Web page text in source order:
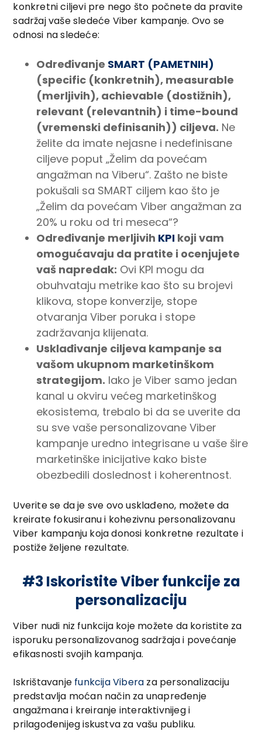
konkretni ciljevi pre nego što počnete da pravite
sadržaj vaše sledeće Viber kampanje. Ovo se
odnosi na sledeće:
Određivanje SMART (PAMETNIH)
(specific (konkretnih), measurable
(merljivih), achievable (dostižnih),
relevant (relevantnih) i time-bound
(vremenski definisanih)) ciljeva. Ne
želite da imate nejasne i nedefinisane
ciljeve poput „Želim da povećam
angažman na Viberu“. Zašto ne biste
pokušali sa SMART ciljem kao što je
„Želim da povećam Viber angažman za
20% u roku od tri meseca“?
Određivanje merljivih KPI koji vam
omogućavaju da pratite i ocenjujete
vaš napredak: Ovi KPI mogu da
obuhvataju metrike kao što su brojevi
klikova, stope konverzije, stope
otvaranja Viber poruka i stope
zadržavanja klijenata.
Usklađivanje ciljeva kampanje sa
vašom ukupnom marketinškom
strategijom. Iako je Viber samo jedan
kanal u okviru većeg marketinškog
ekosistema, trebalo bi da se uverite da
su sve vaše personalizovane Viber
kampanje uredno integrisane u vaše šire
marketinške inicijative kako biste
obezbedili doslednost i koherentnost.
Uverite se da je sve ovo usklađeno, možete da
kreirate fokusiranu i kohezivnu personalizovanu
Viber kampanju koja donosi konkretne rezultate i
postiže željene rezultate.
#3 Iskoristite Viber funkcije za
personalizaciju
Viber nudi niz funkcija koje možete da koristite za
isporuku personalizovanog sadržaja i povećanje
efikasnosti svojih kampanja.
Iskrištavanje funkcija Vibera za personalizaciju
predstavlja moćan način za unapređenje
angažmana i kreiranje interaktivnijeg i
prilagođenijeg iskustva za vašu publiku.